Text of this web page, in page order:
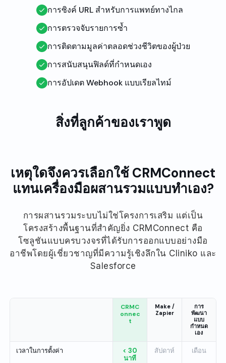
การซิงค์ URL สำหรับการแพทย์ทางไกล
การตรวจจับรายการซ้ำ
การติดตามมูลค่าตลอดช่วงชีวิตของผู้ป่วย
การสนับสนุนฟิลด์ที่กำหนดเอง
การอัปเดต Webhook แบบเรียลไทม์
สิ่งที่ลูกค้าของเราพูด
เหตุใดจึงควรเลือกใช้ CRMConnect
แทนเครื่องมือผสานรวมแบบทำเอง?
การผสานรวมระบบไม่ใช่โครงการเสริม แต่เป็น
โครงสร้างพื้นฐานที่สำคัญยิ่ง CRMConnect คือ
โซลูชันแบบครบวงจรที่ได้รับการออกแบบอย่างมือ
อาชีพโดยผู้เชี่ยวชาญที่มีความรู้เชิงลึกใน Cliniko และ
Salesforce
CRMC
onnec
t
Make /
Zapier
การ
พัฒนา
แบบ
กำหนด
เอง
เวลาในการตั้งค่า
< 30
นาที
สัปดาห์ เดือน